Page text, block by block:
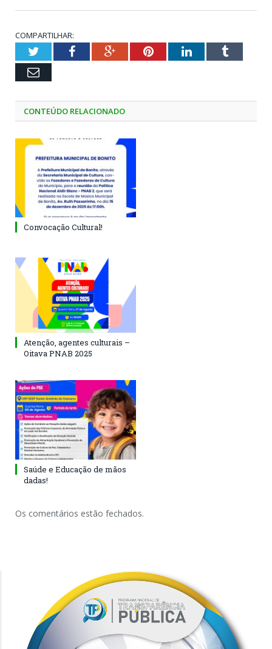
COMPARTILHAR:
TwitterFacebookGoogle+PinterestLinkedInTumblr
Email
CONTEÚDO RELACIONADO
Convocação Cultural!
Atenção, agentes culturais –
Oitava PNAB 2025
Saúde e Educação de mãos
dadas!
Os comentários estão fechados.